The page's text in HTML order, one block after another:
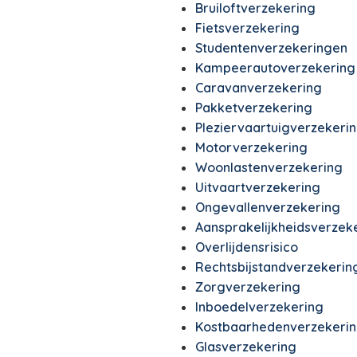
Bruiloftverzekering
Fietsverzekering
Studentenverzekeringen
Kampeerautoverzekering
Caravanverzekering
Pakketverzekering
Motorverzekering
Woonlastenverzekering
Uitvaartverzekering
Ongevallenverzekering
Overlijdensrisico
Zorgverzekering
Inboedelverzekering
Glasverzekering